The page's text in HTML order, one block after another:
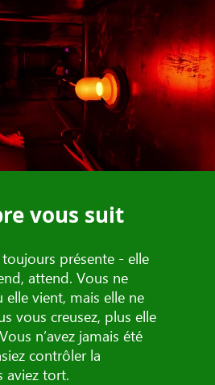
vous suit
toujours présente - elle
attend. Vous ne
elle vient, mais elle ne
vous creusez, plus elle
n’avez jamais été
contrôler la
aviez tort.